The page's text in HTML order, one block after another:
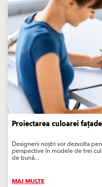
Proiectarea culoarei
Designerii noștri vor dezvolta
perspective în modele de trei
de bună...
MAI MULTE